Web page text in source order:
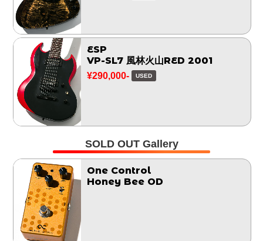
ESP
VP-SL7 風林火山RED 2001
¥290,000- USED
SOLD OUT Gallery
One Control
Honey Bee OD